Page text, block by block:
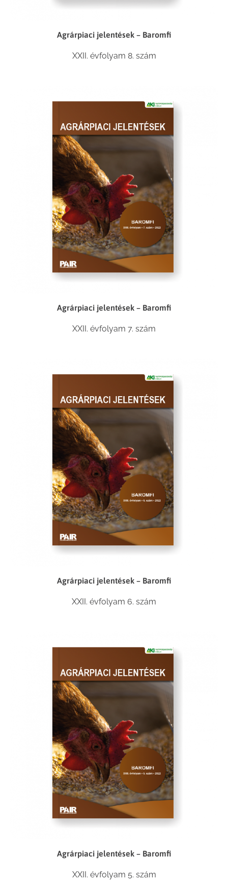
Agrárpiaci jelentések – Baromfi
XXII. évfolyam 8. szám
Agrárpiaci jelentések – Baromfi
XXII. évfolyam 7. szám
Agrárpiaci jelentések – Baromfi
XXII. évfolyam 6. szám
Agrárpiaci jelentések – Baromfi
XXII. évfolyam 5. szám